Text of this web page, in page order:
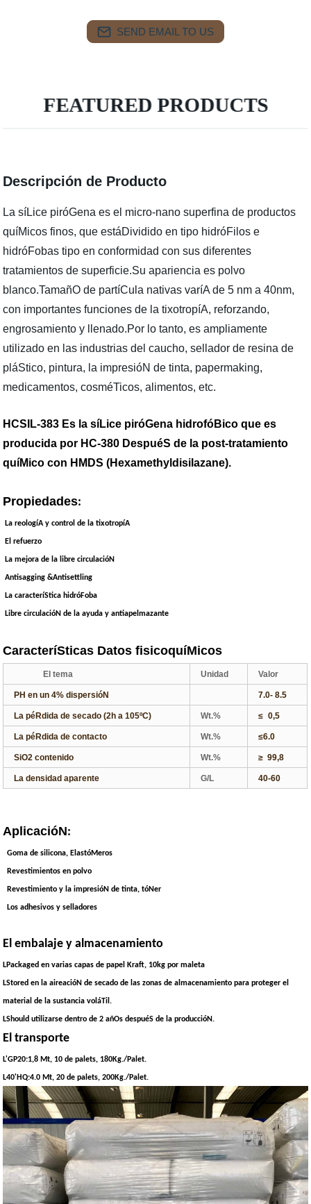
SEND EMAIL TO US
FEATURED PRODUCTS
Descripción de Producto
La síLice piróGena es el micro-nano superfina de productos
quíMicos finos, que estáDividido en tipo hidróFilos e
hidróFobas tipo en conformidad con sus diferentes
tratamientos de superficie.Su apariencia es polvo
blanco.TamañO de partíCula nativas varíA de 5 nm a 40nm,
con importantes funciones de la tixotropíA, reforzando,
engrosamiento y llenado.Por lo tanto, es ampliamente
utilizado en las industrias del caucho, sellador de resina de
pláStico, pintura, la impresióN de tinta, papermaking,
medicamentos, cosméTicos, alimentos, etc.
HCSIL-383 Es la síLice piróGena hidrofóBico que es
producida por HC-380 DespuéS de la post-tratamiento
quíMico con HMDS (Hexamethyldisilazane).
Propiedades:
La reologíA y control de la tixotropíA
El refuerzo
La mejora de la libre circulacióN
Antisagging &Antisettling
La caracteríStica hidróFoba
Libre circulacióN de la ayuda y antiapelmazante
CaracteríSticas Datos fisicoquíMicos
El tema Unidad Valor
PH en un 4% dispersióN 7.0- 8.5
La péRdida de secado (2h a 105ºC) Wt.% ≤ 0,5
La péRdida de contacto Wt.% ≤6.0
SiO2 contenido Wt.% ≥ 99,8
La densidad aparente G/L 40-60
AplicacióN:
Goma de silicona, ElastóMeros
Revestimientos en polvo
Revestimiento y la impresióN de tinta, tóNer
Los adhesivos y selladores
El embalaje y almacenamiento
LPackaged en varias capas de papel Kraft, 10kg por maleta
LStored en la aireacióN de secado de las zonas de almacenamiento para proteger el
material de la sustancia voláTil.
LShould utilizarse dentro de 2 añOs despuéS de la produccióN.
El transporte
L'GP20:1,8 Mt, 10 de palets, 180Kg./Palet.
L40'HQ:4.0 Mt, 20 de palets, 200Kg./Palet.